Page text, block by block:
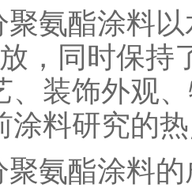
聚氨酯涂料
，同时保
、装饰外观
涂料研究的
聚氨酯涂料